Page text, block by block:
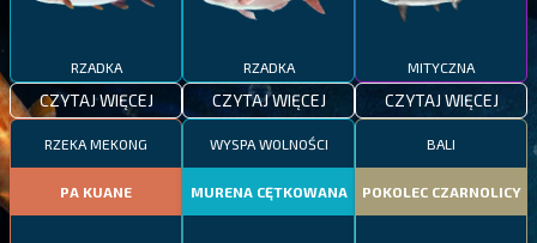
RZADKA
CZYTAJ WIĘCEJ
RZADKA
CZYTAJ WIĘCEJ
MITYCZNA
CZYTAJ WIĘCEJ
RZEKA MEKONG
PA KUANE
WYSPA WOLNOŚCI
MURENA CĘTKOWANA
BALI
POKOLEC CZARNOLICY